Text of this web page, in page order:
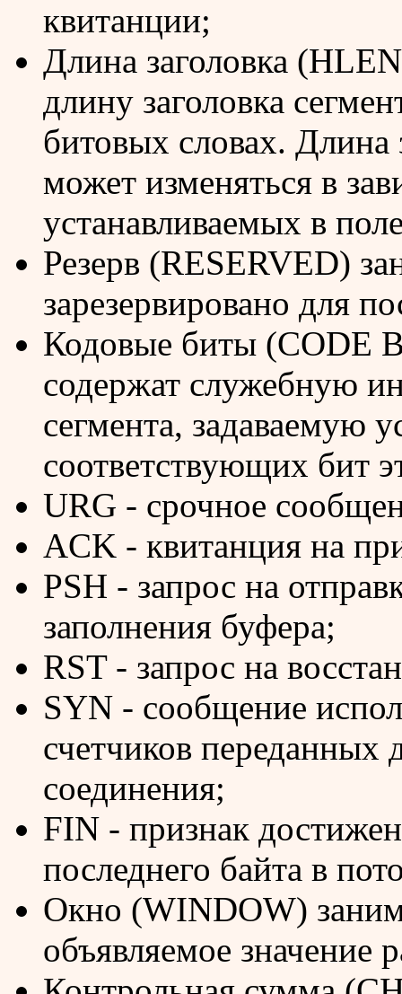
квитанции;
Длина заголовка
длину заголовка
битовых словах. Длина
может изменяться в
устанавливаемых в
Резерв (RESERVED)
зарезервировано для
Кодовые биты (CODE
содержат служебную
сегмента, задаваемую
соответствующих бит
URG - срочное
ACK - квитанция на
PSH - запрос на
заполнения буфера;
RST - запрос на
SYN - сообщение
счетчиков переданных
соединения;
FIN - признак
последнего байта в
Окно (WINDOW)
объявляемое значение